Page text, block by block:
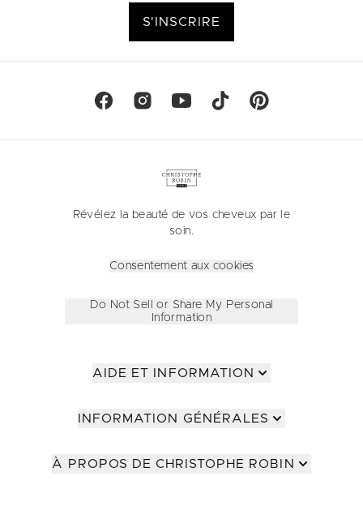
S'INSCRIRE
Révélez la beauté de vos cheveux par le
soin.
Consentement aux cookies
Do Not Sell or Share My Personal
Information
AIDE ET INFORMATION
INFORMATION GÉNÉRALES
À PROPOS DE CHRISTOPHE ROBIN